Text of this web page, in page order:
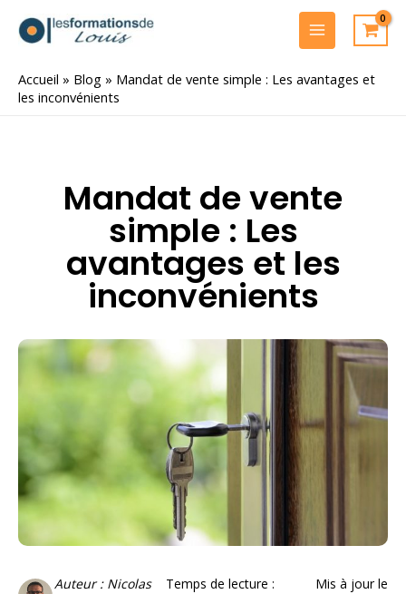
MAIN
MENU
Accueil » Blog » Mandat de vente simple : Les avantages et
les inconvénients
Mandat de vente
simple : Les
avantages et les
inconvénients
Auteur : Nicolas
Temps de lecture :
Mis à jour le